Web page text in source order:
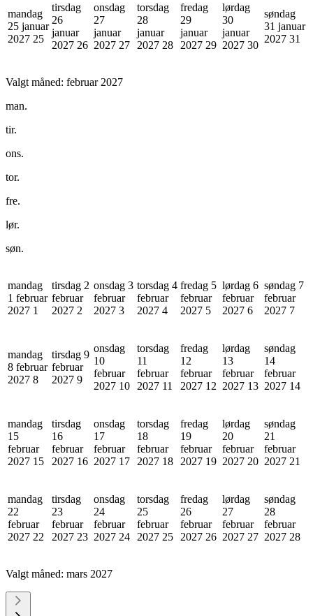
mandag
25 januar
2027 25
tirsdag
26
januar
2027 26
onsdag
27
januar
2027 27
torsdag
28
januar
2027 28
fredag
29
januar
2027 29
lørdag
30
januar
2027 30
søndag
31 januar
2027 31
Valgt måned: februar 2027
man.
tir.
ons.
tor.
fre.
lør.
søn.
mandag
1 februar
2027 1
tirsdag 2
februar
2027 2
onsdag 3
februar
2027 3
torsdag 4
februar
2027 4
fredag 5
februar
2027 5
lørdag 6
februar
2027 6
søndag 7
februar
2027 7
mandag
8 februar
2027 8
tirsdag 9
februar
2027 9
onsdag
10
februar
2027 10
torsdag
11
februar
2027 11
fredag
12
februar
2027 12
lørdag
13
februar
2027 13
søndag
14
februar
2027 14
mandag
15
februar
2027 15
tirsdag
16
februar
2027 16
onsdag
17
februar
2027 17
torsdag
18
februar
2027 18
fredag
19
februar
2027 19
lørdag
20
februar
2027 20
søndag
21
februar
2027 21
mandag
22
februar
2027 22
tirsdag
23
februar
2027 23
onsdag
24
februar
2027 24
torsdag
25
februar
2027 25
fredag
26
februar
2027 26
lørdag
27
februar
2027 27
søndag
28
februar
2027 28
Valgt måned: mars 2027